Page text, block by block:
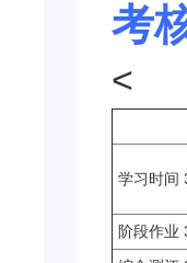
考
<
学习时间
阶段作业